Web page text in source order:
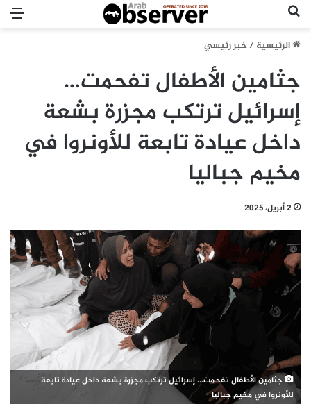
الرئيسية/خبر رئيسي
جثامين الأطفال تفحمت…
إسرائيل ترتكب مجزرة بشعة
داخل عيادة تابعة للأونروا في
مخيم جباليا
2 أبريل، 2025
جثامين الأطفال تفحمت... إسرائيل ترتكب مجزرة بشعة داخل عيادة تابعة
للأونروا في مخيم جباليا